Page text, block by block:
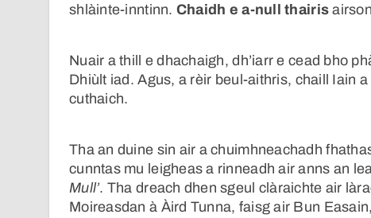
shlàinte-inntinn. Chaidh e a-null thairis
Nuair a thill e dhachaigh, dh’iarr e cead bho
Dhiùlt iad. Agus, a rèir beul-aithris, chaill Iain
cuthaich.
Tha an duine sin air a chuimhneachadh
cunntas mu leigheas a rinneadh air anns an
Mull’. Tha dreach dhen sgeul clàraichte air
Moireasdan à Àird Tunna, faisg air Bun